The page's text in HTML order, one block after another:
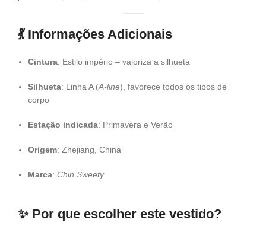
💃 Informações Adicionais
Cintura: Estilo império – valoriza a silhueta
Silhueta: Linha A (A-line), favorece todos os tipos de
corpo
Estação indicada: Primavera e Verão
Origem: Zhejiang, China
Marca: Chin.Sweety
✨ Por que escolher este vestido?